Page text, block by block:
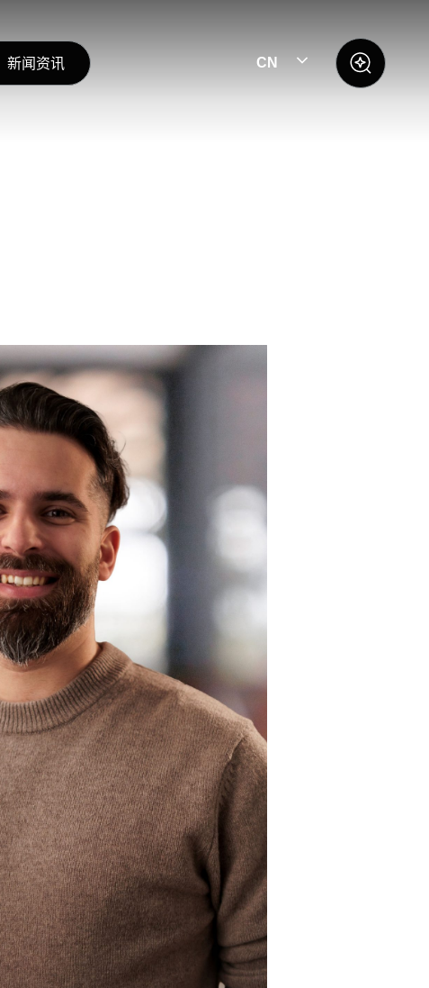
新闻资讯 CN